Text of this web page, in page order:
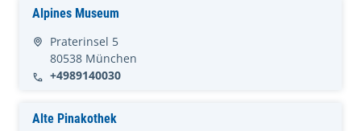
Alpines Museum
Praterinsel 5
80538 München
+4989140030
Alte Pinakothek